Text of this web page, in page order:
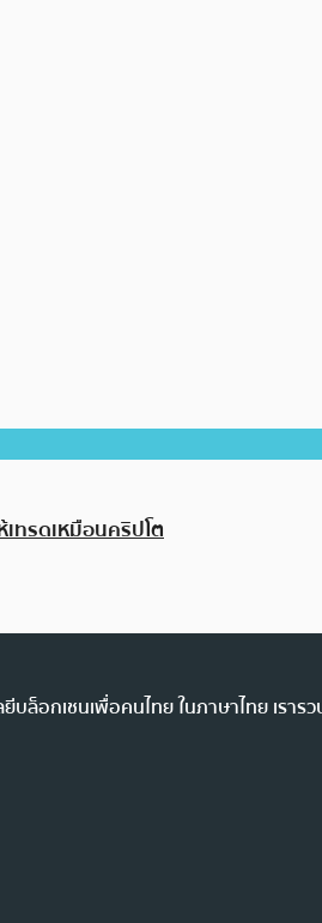
เทรดเหมือนคริปโต
ล็อกเชนเพื่อคนไทย ในภาษาไทย เร